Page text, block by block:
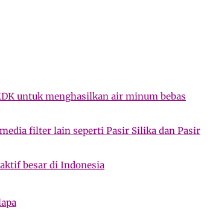
untuk menghasilkan air minum bebas
filter lain seperti Pasir Silika dan Pasir
besar di Indonesia